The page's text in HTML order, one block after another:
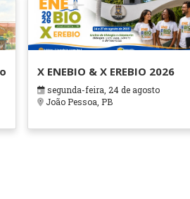
X ENEBIO & X EREBIO 2026
segunda-feira, 24 de agosto
João Pessoa, PB